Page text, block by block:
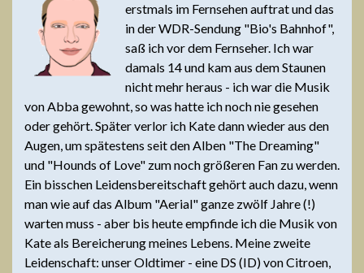
erstmals im Fernsehen auftrat und das
in der WDR-Sendung "Bio's Bahnhof",
saß ich vor dem Fernseher. Ich war
damals 14 und kam aus dem Staunen
nicht mehr heraus - ich war die Musik
von Abba gewohnt, so was hatte ich noch nie gesehen
oder gehört. Später verlor ich Kate dann wieder aus den
Augen, um spätestens seit den Alben "The Dreaming"
und "Hounds of Love" zum noch größeren Fan zu werden.
Ein bisschen Leidensbereitschaft gehört auch dazu, wenn
man wie auf das Album "Aerial" ganze zwölf Jahre (!)
warten muss - aber bis heute empfinde ich die Musik von
Kate als Bereicherung meines Lebens. Meine zweite
Leidenschaft: unser Oldtimer - eine DS (ID) von Citroen,